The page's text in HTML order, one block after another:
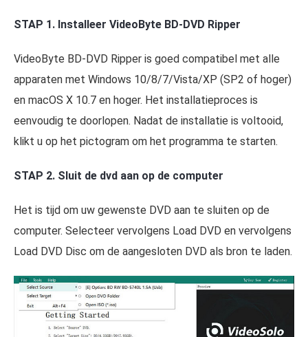
STAP 1. Installeer VideoByte BD-DVD Ripper
VideoByte BD-DVD Ripper is goed compatibel met alle
apparaten met Windows 10/8/7/Vista/XP (SP2 of hoger)
en macOS X 10.7 en hoger. Het installatieproces is
eenvoudig te doorlopen. Nadat de installatie is voltooid,
klikt u op het pictogram om het programma te starten.
STAP 2. Sluit de dvd aan op de computer
Het is tijd om uw gewenste DVD aan te sluiten op de
computer. Selecteer vervolgens Load DVD en vervolgens
Load DVD Disc om de aangesloten DVD als bron te laden.